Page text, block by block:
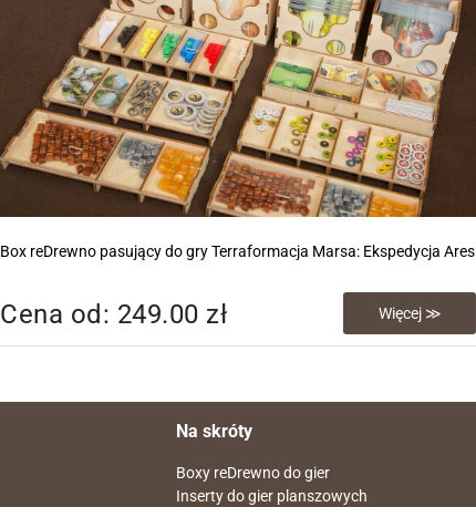
Box reDrewno pasujący do gry Terraformacja Marsa: Ekspedycja Ares
Cena od: 249.00 zł Więcej ≫
Na skróty
Boxy reDrewno do gier
Inserty do gier planszowych